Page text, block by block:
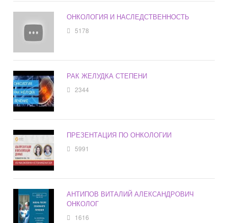
ОНКОЛОГИЯ И НАСЛЕДСТВЕННОСТЬ
5178
РАК ЖЕЛУДКА СТЕПЕНИ
2344
ПРЕЗЕНТАЦИЯ ПО ОНКОЛОГИИ
5991
АНТИПОВ ВИТАЛИЙ АЛЕКСАНДРОВИЧ
ОНКОЛОГ
1616